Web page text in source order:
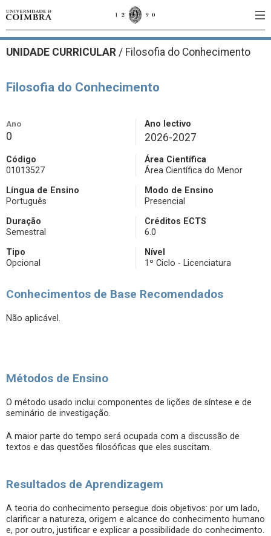
UNIDADE CURRICULAR / Filosofia do Conhecimento
Filosofia do Conhecimento
Ano
0
Ano lectivo
2026-2027
Código
01013527
Área Científica
Área Científica do Menor
Língua de Ensino
Português
Modo de Ensino
Presencial
Duração
Semestral
Créditos ECTS
6.0
Tipo
Opcional
Nível
1º Ciclo - Licenciatura
Conhecimentos de Base Recomendados
Não aplicável.
Métodos de Ensino
O método usado inclui componentes de lições de síntese e de
seminário de investigação.
A maior parte do tempo será ocupada com a discussão de
textos e das questões filosóficas que eles suscitam.
Resultados de Aprendizagem
A teoria do conhecimento persegue dois objetivos: por um lado,
clarificar a natureza, origem e alcance do conhecimento humano
e, por outro, justificar e explicar a possibilidade do conhecimento.